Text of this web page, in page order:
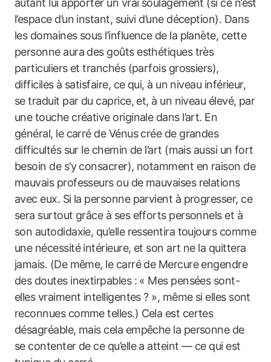
autant lui apporter un vrai soulagement (si ce n’est
l’espace d’un instant, suivi d’une déception). Dans
les domaines sous l’influence de la planète, cette
personne aura des goûts esthétiques très
particuliers et tranchés (parfois grossiers),
difficiles à satisfaire, ce qui, à un niveau inférieur,
se traduit par du caprice, et, à un niveau élevé, par
une touche créative originale dans l’art. En
général, le carré de Vénus crée de grandes
difficultés sur le chemin de l’art (mais aussi un fort
besoin de s’y consacrer), notamment en raison de
mauvais professeurs ou de mauvaises relations
avec eux. Si la personne parvient à progresser, ce
sera surtout grâce à ses efforts personnels et à
son autodidaxie, qu’elle ressentira toujours comme
une nécessité intérieure, et son art ne la quittera
jamais. (De même, le carré de Mercure engendre
des doutes inextirpables : « Mes pensées sont-
elles vraiment intelligentes ? », même si elles sont
reconnues comme telles.) Cela est certes
désagréable, mais cela empêche la personne de
se contenter de ce qu’elle a atteint — ce qui est